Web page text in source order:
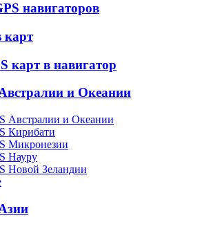
навигаторов
карт
карт в навигатор
и Океании
Австралии и Океании
Кирибати
Микронезии
Науру
Новой Зеландии